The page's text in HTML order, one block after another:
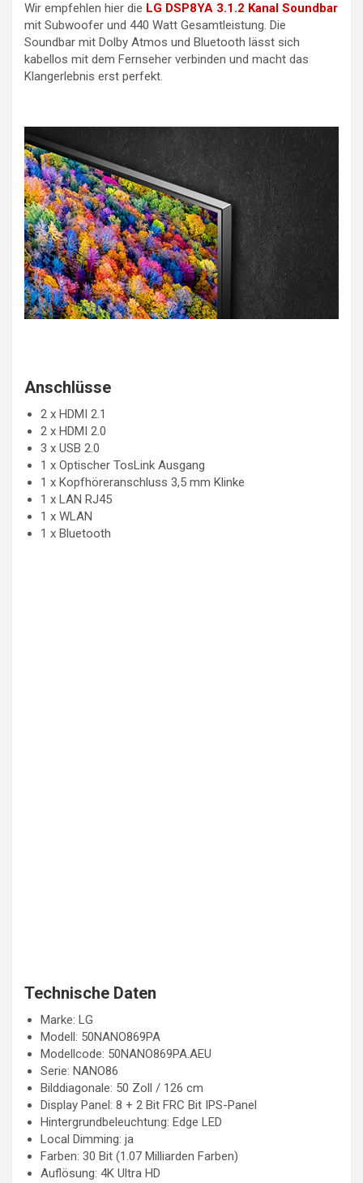
Wir empfehlen hier die LG DSP8YA 3.1.2 Kanal Soundbar
mit Subwoofer und 440 Watt Gesamtleistung. Die
Soundbar mit Dolby Atmos und Bluetooth lässt sich
kabellos mit dem Fernseher verbinden und macht das
Klangerlebnis erst perfekt.
Anschlüsse
2 x HDMI 2.1
2 x HDMI 2.0
3 x USB 2.0
1 x Optischer TosLink Ausgang
1 x Kopfhöreranschluss 3,5 mm Klinke
1 x LAN RJ45
1 x WLAN
1 x Bluetooth
Technische Daten
Marke: LG
Modell: 50NANO869PA
Modellcode: 50NANO869PA.AEU
Serie: NANO86
Bilddiagonale: 50 Zoll / 126 cm
Display Panel: 8 + 2 Bit FRC Bit IPS-Panel
Hintergrundbeleuchtung: Edge LED
Local Dimming: ja
Farben: 30 Bit (1.07 Milliarden Farben)
Auflösung: 4K Ultra HD